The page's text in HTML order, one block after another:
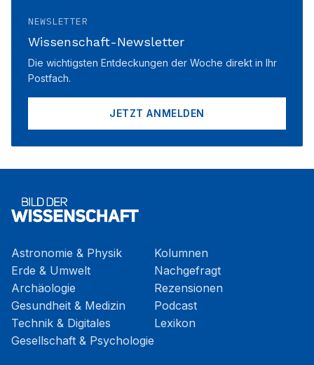
NEWSLETTER
Wissenschaft-Newsletter
Die wichtigsten Entdeckungen der Woche direkt in Ihr
Postfach.
JETZT ANMELDEN
Astronomie & Physik
Erde & Umwelt
Archäologie
Gesundheit & Medizin
Technik & Digitales
Gesellschaft & Psychologie
Kolumnen
Nachgefragt
Rezensionen
Podcast
Lexikon